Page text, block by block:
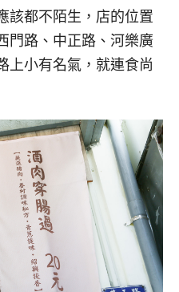
該都不陌生，店的位置
門路、中正路、河樂廣
上小有名氣，就連食尚